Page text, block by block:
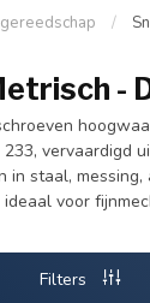
/
-
vervaardigd
in staal,
voor
Filters